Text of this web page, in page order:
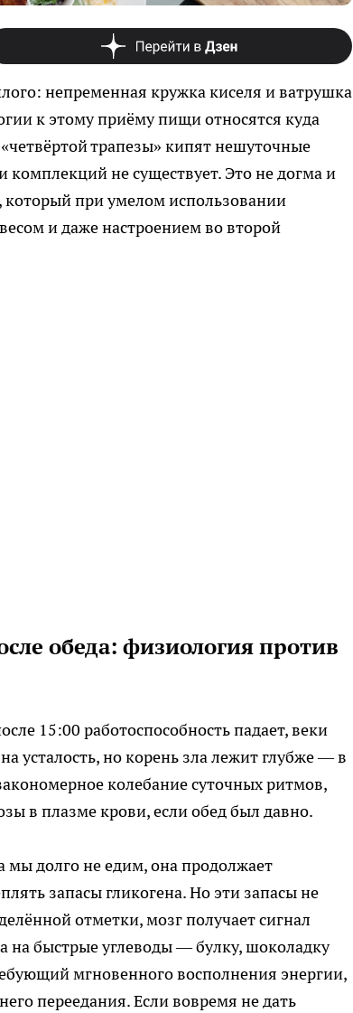
непременная кружка киселя и ватрушка
к этому приёму пищи относятся куда
трапезы» кипят нешуточные
комплекций не существует. Это не догма и
который при умелом использовании
и даже настроением во второй
обеда: физиология против
15:00 работоспособность падает, веки
усталость, но корень зла лежит глубже — в
колебание суточных ритмов,
в плазме крови, если обед был давно.
мы долго не едим, она продолжает
запасы гликогена. Но эти запасы не
отметки, мозг получает сигнал
на быстрые углеводы — булку, шоколадку
мгновенного восполнения энергии,
переедания. Если вовремя не дать